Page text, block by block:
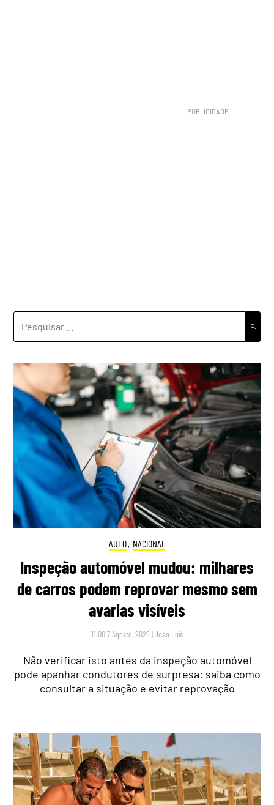
AUTO, NACIONAL
Inspeção automóvel mudou: milhares
de carros podem reprovar mesmo sem
avarias visíveis
11:00 7 Agosto, 2026 |João Luís
Não verificar isto antes da inspeção automóvel
pode apanhar condutores de surpresa: saiba como
consultar a situação e evitar reprovação